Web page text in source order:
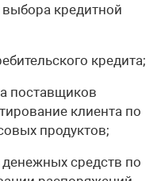
выбора кредитной
кредита;
поставщиков
клиента по
продуктов;
средств по